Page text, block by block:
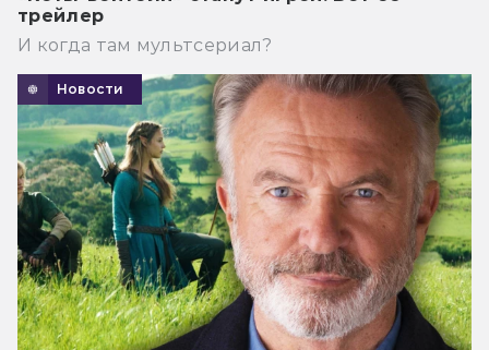
трейлер
И когда там мультсериал?
Новости